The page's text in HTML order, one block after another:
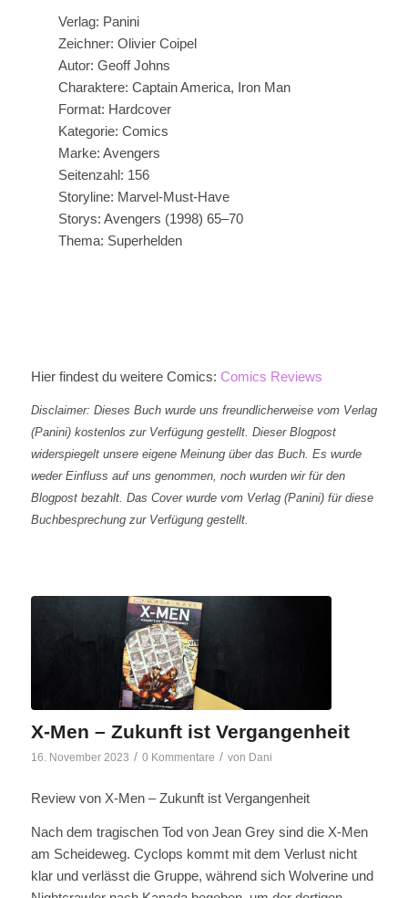
Verlag: Panini
Zeichner: Olivier Coipel
Autor: Geoff Johns
Charaktere: Captain America, Iron Man
Format: Hardcover
Kategorie: Comics
Marke: Avengers
Seitenzahl: 156
Storyline: Marvel-Must-Have
Storys: Avengers (1998) 65–70
Thema: Superhelden
Hier findest du weitere Comics: Comics Reviews
Disclaimer: Dieses Buch wurde uns freundlicherweise vom Verlag
(Panini) kostenlos zur Verfügung gestellt. Dieser Blogpost
widerspiegelt unsere eigene Meinung über das Buch. Es wurde
weder Einfluss auf uns genommen, noch wurden wir für den
Blogpost bezahlt. Das Cover wurde vom Verlag (Panini) für diese
Buchbesprechung zur Verfügung gestellt.
X-Men – Zukunft ist Vergangenheit
16. November 2023 / 0 Kommentare / von Dani
Review von X-Men – Zukunft ist Vergangenheit
Nach dem tragischen Tod von Jean Grey sind die X-Men
am Scheideweg. Cyclops kommt mit dem Verlust nicht
klar und verlässt die Gruppe, während sich Wolverine und